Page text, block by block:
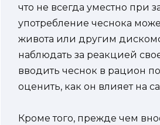
что не всегда уместно при
употребление чеснока
живота или другим
наблюдать за реакцией
вводить чеснок в рацион
оценить, как он влияет на
Кроме того, прежде чем